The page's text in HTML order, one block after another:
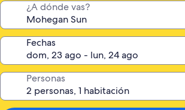
¿A dónde vas?
Fechas
Personas